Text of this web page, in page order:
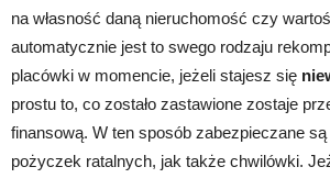
na własność daną nieruchomość czy
automatycznie jest to swego rodzaju
placówki w momencie, jeżeli stajesz się
prostu to, co zostało zastawione zostaje
finansową. W ten sposób zabezpieczane
pożyczek ratalnych, jak także chwilówki.